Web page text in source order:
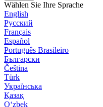
Wählen Sie Ihre Sprache
English
Русский
Français
Español
Português Brasileiro
Български
Čeština
Türk
Українська
Қазақ
Оʻzbek